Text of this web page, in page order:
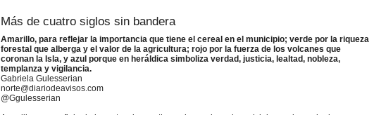
Más de cuatro siglos sin bandera
Amarillo, para reflejar la importancia que tiene el cereal en el municipio; verde por la riqueza
forestal que alberga y el valor de la agricultura; rojo por la fuerza de los volcanes que
coronan la Isla, y azul porque en heráldica simboliza verdad, justicia, lealtad, nobleza,
templanza y vigilancia.
Gabriela Gulesserian
norte@diariodeavisos.com
@Ggulesserian